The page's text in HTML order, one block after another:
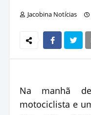
Jacobina Notícias
Na manhã
motociclista e